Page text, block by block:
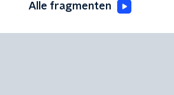
Alle fragmenten